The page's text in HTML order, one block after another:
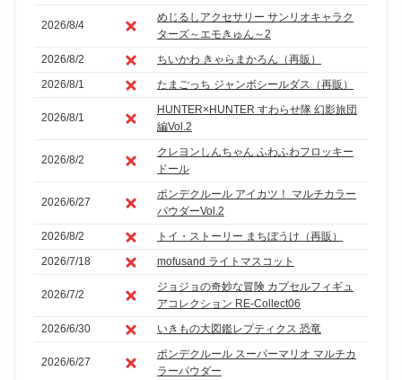
2026/8/4
めじるしアクセサリー サンリオキャラク
ターズ～エモきゅん～2
2026/8/2
ちいかわ きゃらまかろん（再販）
2026/8/1
たまごっち ジャンボシールダス（再販）
2026/8/1
HUNTER×HUNTER すわらせ隊 幻影旅団
編Vol.2
2026/8/2
クレヨンしんちゃん ふわふわフロッキー
ドール
2026/6/27
ポンデクルール アイカツ！ マルチカラー
パウダーVol.2
2026/8/2
トイ・ストーリー まちぼうけ（再販）
2026/7/18
mofusand ライトマスコット
2026/7/2
ジョジョの奇妙な冒険 カプセルフィギュ
アコレクション RE-Collect06
2026/6/30
いきもの大図鑑レプティクス 恐竜
2026/6/27
ポンデクルール スーパーマリオ マルチカ
ラーパウダー